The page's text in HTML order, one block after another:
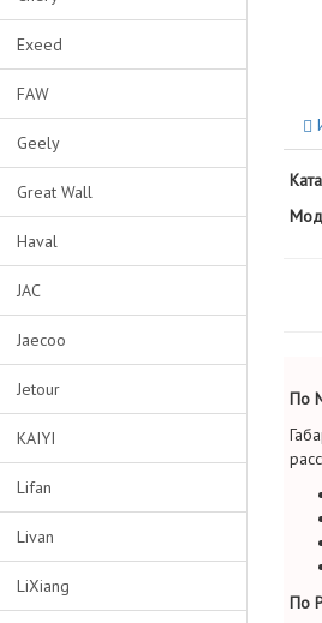
Exeed
FAW
Geely
Great Wall
Haval
JAC
Jaecoo
Jetour
KAIYI
Lifan
Livan
LiXiang
По
По